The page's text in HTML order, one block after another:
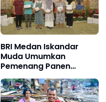
BRI Medan Iskandar
Muda Umumkan
Pemenang Panen
Hadiah Simpedes,
Nasabah Dapat Kejutan
Grand Prize dan Hadiah